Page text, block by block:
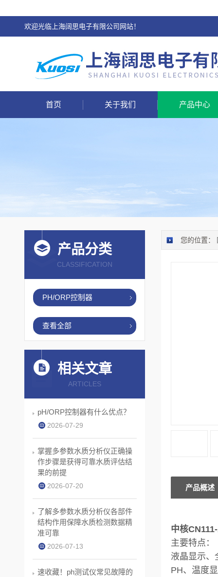
欢迎光临上海阔思电子有限公司网站！
首页 关于我们 产品中心
您的位置：
产品概述
中核
主要特点：
液晶显示、
PH、温度
产品分类
CLASSIFICATION
PH/ORP控制器
查看全部
相关文章
ARTICLES
pH/ORP控制器有什么优点？
2026-07-29
掌握多参数水质分析仪正确操
作步骤是获得可靠水质评估结
果的前提
2026-07-20
了解多参数水质分析仪各部件
结构作用保障水质检测数据精
准可靠
2026-07-13
速收藏！ph测试仪常见故障的